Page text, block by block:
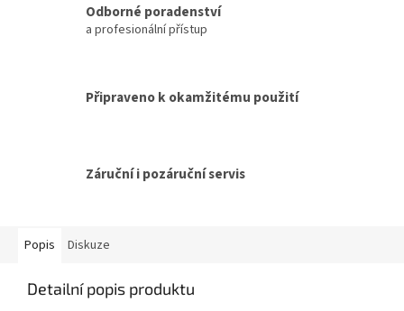
Odborné poradenství
a profesionální přístup
Připraveno k okamžitému použití
Záruční i pozáruční servis
Popis Diskuze
Detailní popis produktu